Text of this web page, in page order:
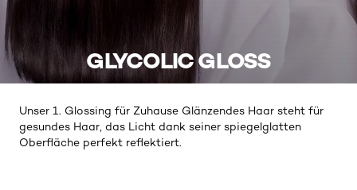
GLYCOLIC GLOSS
Unser 1. Glossing für Zuhause Glänzendes Haar steht für
gesundes Haar, das Licht dank seiner spiegelglatten
Oberfläche perfekt reflektiert.